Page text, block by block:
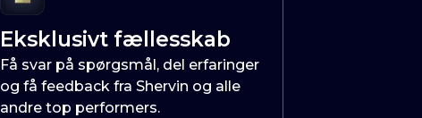
Eksklusivt fællesskab
Få svar på spørgsmål, del erfaringer
og få feedback fra Shervin og alle
andre top performers.